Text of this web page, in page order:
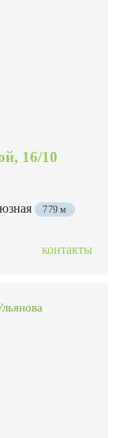
16/10
779 м
контакты